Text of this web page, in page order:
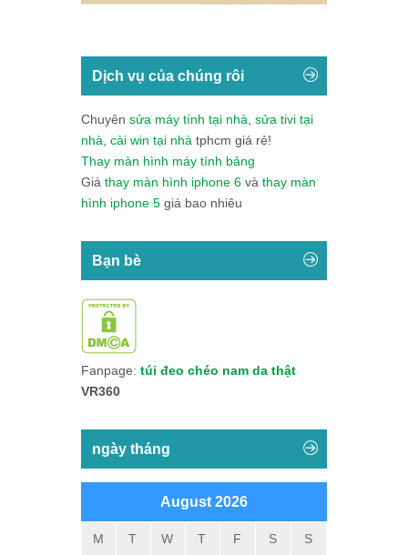
Dịch vụ của chúng rôi
Chuyên sửa máy tính tại nhà sửa tivi tại
nhà cài win tại nhà tphcm giá rẻ!
Thay màn hình máy tính bảng
Giá thay màn hình iphone 6 và thay màn
hình iphone 5 giá bao nhiêu
Bạn bè
Fanpage: túi đeo chéo nam da thật
VR360
ngày tháng
August 2026
M T W T F S S